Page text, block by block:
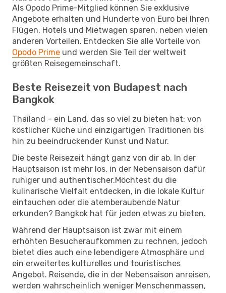
Als Opodo Prime-Mitglied können Sie exklusive
Angebote erhalten und Hunderte von Euro bei Ihren
Flügen, Hotels und Mietwagen sparen, neben vielen
anderen Vorteilen. Entdecken Sie alle Vorteile von
Opodo Prime und werden Sie Teil der weltweit
größten Reisegemeinschaft.
Beste Reisezeit von Budapest nach
Bangkok
Thailand – ein Land, das so viel zu bieten hat: von
köstlicher Küche und einzigartigen Traditionen bis
hin zu beeindruckender Kunst und Natur.
Die beste Reisezeit hängt ganz von dir ab. In der
Hauptsaison ist mehr los, in der Nebensaison dafür
ruhiger und authentischer.Möchtest du die
kulinarische Vielfalt entdecken, in die lokale Kultur
eintauchen oder die atemberaubende Natur
erkunden? Bangkok hat für jeden etwas zu bieten.
Während der Hauptsaison ist zwar mit einem
erhöhten Besucheraufkommen zu rechnen, jedoch
bietet dies auch eine lebendigere Atmosphäre und
ein erweitertes kulturelles und touristisches
Angebot. Reisende, die in der Nebensaison anreisen,
werden wahrscheinlich weniger Menschenmassen,